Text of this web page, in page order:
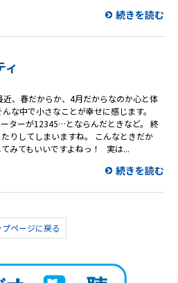
続きを読む
ィ
近、春だからか、4月だからなのか心と体
な中で小さなことが幸せに感じます。
ターが12345…とならんだときなど。 終
りしてしまいますね。 こんなときだか
みてもいいですよねっ！ 実は...
続きを読む
プページに戻る